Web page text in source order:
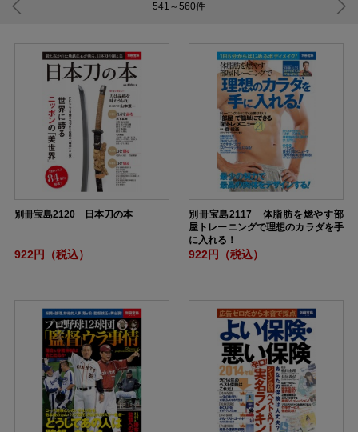
541～560件
別冊宝島2120 日本刀の本
922円（税込）
別冊宝島2117 体脂肪を燃やす部
屋トレーニングで理想のカラダを手
に入れる！
922円（税込）